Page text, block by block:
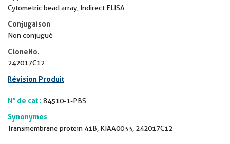
Cytometric bead array, Indirect ELISA
Conjugaison
Non conjugué
CloneNo.
242017C12
Révision Produit
N° de cat : 84510-1-PBS
Synonymes
Transmembrane protein 41B, KIAA0033, 242017C12